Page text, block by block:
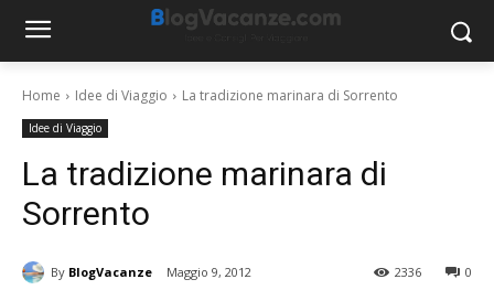
Home Idee di Viaggio La tradizione marinara di Sorrento
Idee di Viaggio
La tradizione marinara di
Sorrento
By BlogVacanze Maggio 9, 2012 0
2336